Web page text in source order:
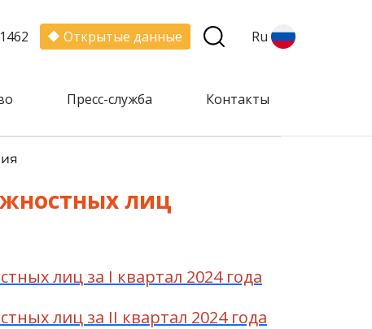
Открытые данные Ru
Пресс-служба Контакты
лиц
лиц за I квартал 2024 года
лиц за II квартал 2024 года